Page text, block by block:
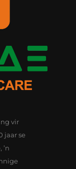
vir
jaar se
’n